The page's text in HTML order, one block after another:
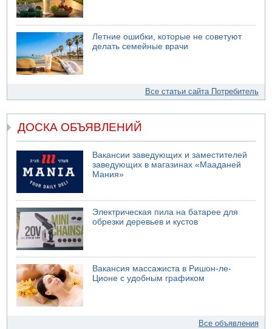
Летние ошибки, которые не советуют
делать семейные врачи
Все статьи сайта Потребитель
ДОСКА ОБЪЯВЛЕНИЙ
Вакансии заведующих и заместителей
заведующих в магазинах «Мааданей
Мания»
Электрическая пила на батарее для
обрезки деревьев и кустов
Вакансия массажиста в Ришон-ле-
Ционе с удобным графиком
Все объявления